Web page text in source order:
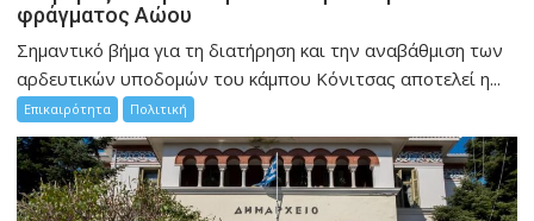
φράγματος Αώου
Σημαντικό βήμα για τη διατήρηση και την αναβάθμιση των
αρδευτικών υποδομών του κάμπου Κόνιτσας αποτελεί η...
Επικαιρότητα Πολιτική